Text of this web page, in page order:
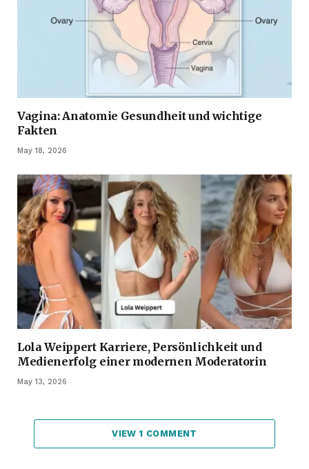
Vagina: Anatomie Gesundheit und wichtige
Fakten
May 18, 2026
Lola Weippert Karriere, Persönlichkeit und
Medienerfolg einer modernen Moderatorin
May 13, 2026
VIEW 1 COMMENT